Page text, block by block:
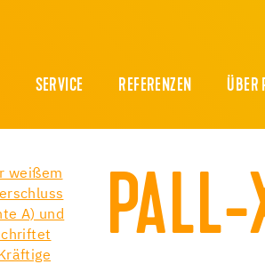
SERVICE REFERENZEN ÜBER